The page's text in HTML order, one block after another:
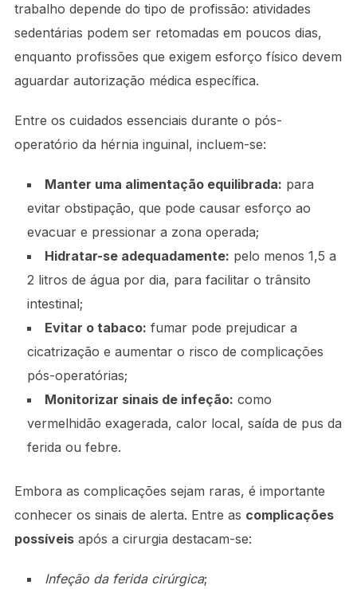
trabalho depende do tipo de profissão: atividades
sedentárias podem ser retomadas em poucos dias,
enquanto profissões que exigem esforço físico devem
aguardar autorização médica específica.
Entre os cuidados essenciais durante o pós-
operatório da hérnia inguinal, incluem-se:
Manter uma alimentação equilibrada: para
evitar obstipação, que pode causar esforço ao
evacuar e pressionar a zona operada;
Hidratar-se adequadamente: pelo menos 1,5 a
2 litros de água por dia, para facilitar o trânsito
intestinal;
Evitar o tabaco: fumar pode prejudicar a
cicatrização e aumentar o risco de complicações
pós-operatórias;
Monitorizar sinais de infeção: como
vermelhidão exagerada, calor local, saída de pus da
ferida ou febre.
Embora as complicações sejam raras, é importante
conhecer os sinais de alerta. Entre as complicações
possíveisapós a cirurgia destacam-se:
Infeção da ferida cirúrgica;